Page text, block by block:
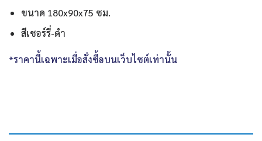
ขนาด 180x90x75 ซม.
สีเชอร์รี่-ดำ
*ราคานี้เฉพาะเมื่อสั่งซื้อบนเว็บไซต์เท่านั้น